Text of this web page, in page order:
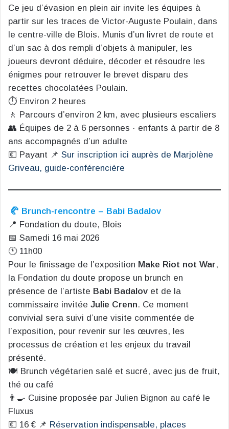
Ce jeu d’évasion en plein air invite les équipes à
partir sur les traces de Victor-Auguste Poulain, dans
le centre-ville de Blois. Munis d’un livret de route et
d’un sac à dos rempli d’objets à manipuler, les
joueurs devront déduire, décoder et résoudre les
énigmes pour retrouver le brevet disparu des
recettes chocolatées Poulain.
⏱️ Environ 2 heures
🚶 Parcours d’environ 2 km, avec plusieurs escaliers
👥 Équipes de 2 à 6 personnes · enfants à partir de 8
ans accompagnés d’un adulte
💶 Payant 📌 Sur inscription ici auprès de Marjolène
Griveau, guide-conférencière
🥐 Brunch-rencontre – Babi Badalov
📍 Fondation du doute, Blois
📅 Samedi 16 mai 2026
🕚 11h00
Pour le finissage de l’exposition Make Riot not War,
la Fondation du doute propose un brunch en
présence de l’artiste Babi Badalov et de la
commissaire invitée Julie Crenn. Ce moment
convivial sera suivi d’une visite commentée de
l’exposition, pour revenir sur les œuvres, les
processus de création et les enjeux du travail
présenté.
🍽️ Brunch végétarien salé et sucré, avec jus de fruit,
thé ou café
👨‍🍳 Cuisine proposée par Julien Bignon au café le
Fluxus
💶 16 € 📌 Réservation indispensable, places